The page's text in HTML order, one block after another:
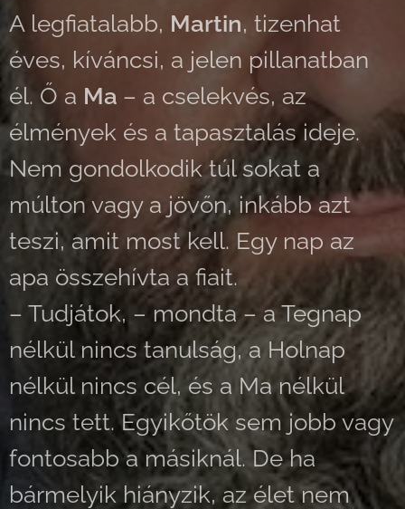
A legfiatalabb, Martin, tizenhat
éves, kíváncsi, a jelen pillanatban
él. Ő a Ma – a cselekvés, az
élmények és a tapasztalás ideje.
Nem gondolkodik túl sokat a
múlton vagy a jövőn, inkább azt
teszi, amit most kell. Egy nap az
apa összehívta a fiait.
– Tudjátok, – mondta – a Tegnap
nélkül nincs tanulság, a Holnap
nélkül nincs cél, és a Ma nélkül
nincs tett. Egyikőtök sem jobb vagy
fontosabb a másiknál. De ha
bármelyik hiányzik, az élet nem